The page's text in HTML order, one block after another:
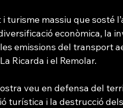
massiu que sosté
econòmica, la
emissions del transport
Ricarda i el Remolar.
veu en defensa del
turística i la destrucció dels